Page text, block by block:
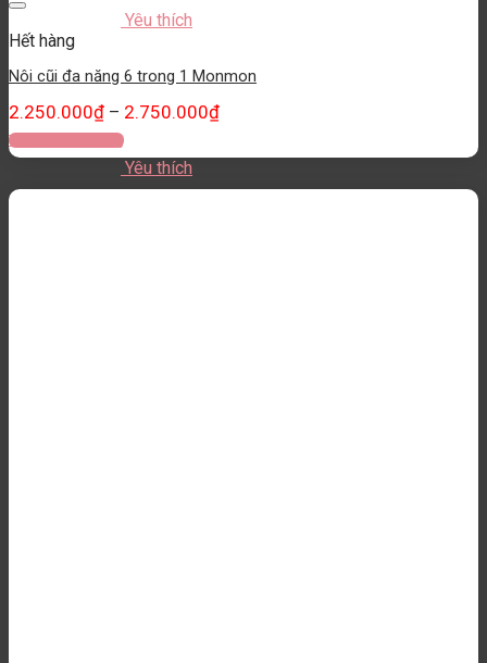
Yêu thích
Hết hàng
Nôi cũi đa năng 6 trong 1 Monmon
2.250.000₫ – 2.750.000₫
Thêm vào giỏ hàng
Yêu thích